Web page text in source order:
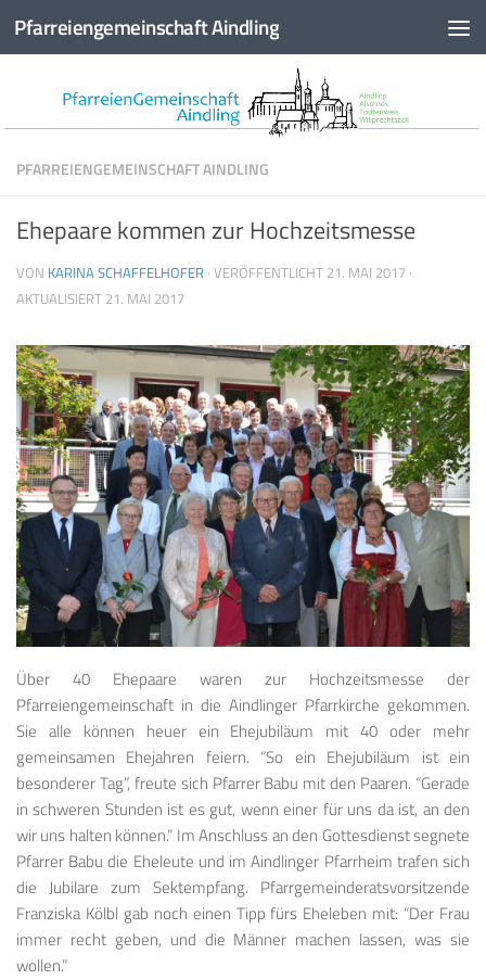
Zum Inhalt springen
Pfarreiengemeinschaft Aindling
PFARREIENGEMEINSCHAFT AINDLING
Ehepaare kommen zur Hochzeitsmesse
VON KARINA SCHAFFELHOFER · VERÖFFENTLICHT 21. MAI 2017 ·
AKTUALISIERT 21. MAI 2017
Über 40 Ehepaare waren zur Hochzeitsmesse der
Pfarreiengemeinschaft in die Aindlinger Pfarrkirche gekommen.
Sie alle können heuer ein Ehejubiläum mit 40 oder mehr
gemeinsamen Ehejahren feiern. “So ein Ehejubiläum ist ein
besonderer Tag”, freute sich Pfarrer Babu mit den Paaren. “Gerade
in schweren Stunden ist es gut, wenn einer für uns da ist, an den
wir uns halten können.” Im Anschluss an den Gottesdienst segnete
Pfarrer Babu die Eheleute und im Aindlinger Pfarrheim trafen sich
die Jubilare zum Sektempfang. Pfarrgemeinderatsvorsitzende
Franziska Kölbl gab noch einen Tipp fürs Eheleben mit: “Der Frau
immer recht geben, und die Männer machen lassen, was sie
wollen.”